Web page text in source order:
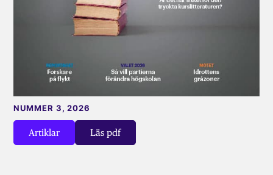
Artiklar Läs pdf
NUMMER 3, 2026